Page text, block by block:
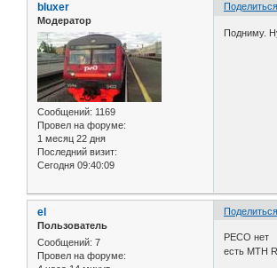
bluxer
Модератор
Сообщений: 1169
Провел на форуме:
1 месяц 22 дня
Последний визит:
Сегодня 09:40:09
Подниму.
el
Пользователь
Сообщений: 7
Провел на форуме:
PECO нет
есть MTH